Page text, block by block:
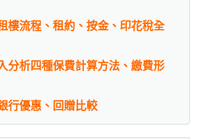
樓流程、租約、按金、印花稅全
分析四種保費計算方法、繳費形
行優惠、回贈比較